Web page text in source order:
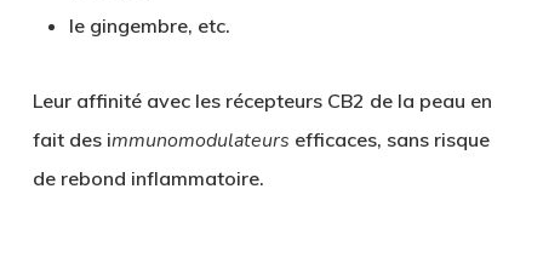
le gingembre, etc.
Leur affinité avec les récepteurs CB2 de la peau en
fait des immunomodulateurs efficaces, sans risque
de rebond inflammatoire.